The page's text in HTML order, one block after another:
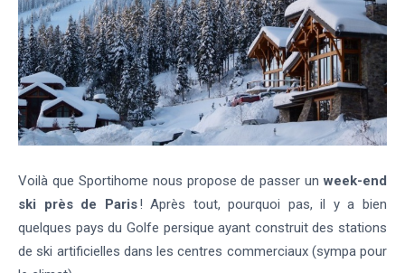
Voilà que Sportihome nous propose de passer unweek-end
ski près de Paris! Après tout, pourquoi pas, il y a bien
quelques pays du Golfe persique ayant construit des stations
de ski artificielles dans les centres commerciaux (sympa pour